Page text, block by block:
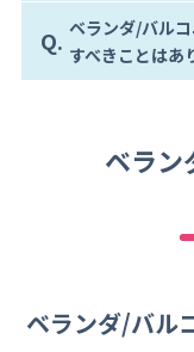
Q. ベランダ/バル
すべきことはあ
ベラン
ベランダ/バル